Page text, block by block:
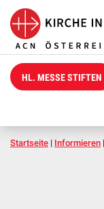
HL. MESSE STIFTEN
Startseite | Informieren |